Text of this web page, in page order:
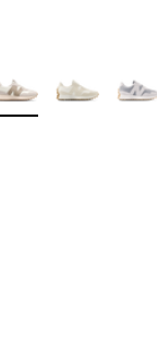
de couleurs